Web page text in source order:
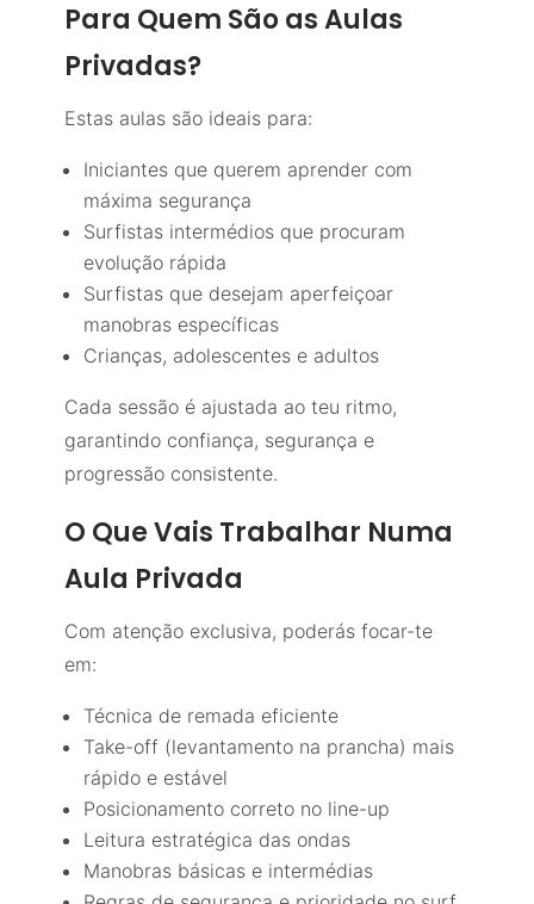
Para Quem São as Aulas
Privadas?
Estas aulas são ideais para:
Iniciantes que querem aprender com
máxima segurança
Surfistas intermédios que procuram
evolução rápida
Surfistas que desejam aperfeiçoar
manobras específicas
Crianças, adolescentes e adultos
Cada sessão é ajustada ao teu ritmo,
garantindo confiança, segurança e
progressão consistente.
O Que Vais Trabalhar Numa
Aula Privada
Com atenção exclusiva, poderás focar-te
em:
Técnica de remada eficiente
Take-off (levantamento na prancha) mais
rápido e estável
Posicionamento correto no line-up
Leitura estratégica das ondas
Manobras básicas e intermédias